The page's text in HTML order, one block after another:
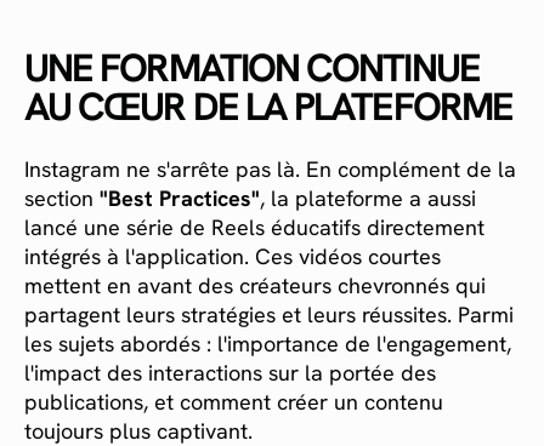
UNE FORMATION CONTINUE
AU CŒUR DE LA PLATEFORME
Instagram ne s'arrête pas là. En complément de la
section "Best Practices", la plateforme a aussi
lancé une série de Reels éducatifs directement
intégrés à l'application. Ces vidéos courtes
mettent en avant des créateurs chevronnés qui
partagent leurs stratégies et leurs réussites. Parmi
les sujets abordés : l'importance de l'engagement,
l'impact des interactions sur la portée des
publications, et comment créer un contenu
toujours plus captivant.